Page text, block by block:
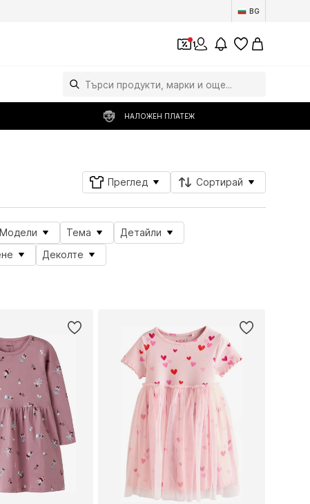
BG
1
НАЛОЖЕН ПЛАТЕЖ
Преглед Сортирай
Модели Тема
Детайли
Деколте